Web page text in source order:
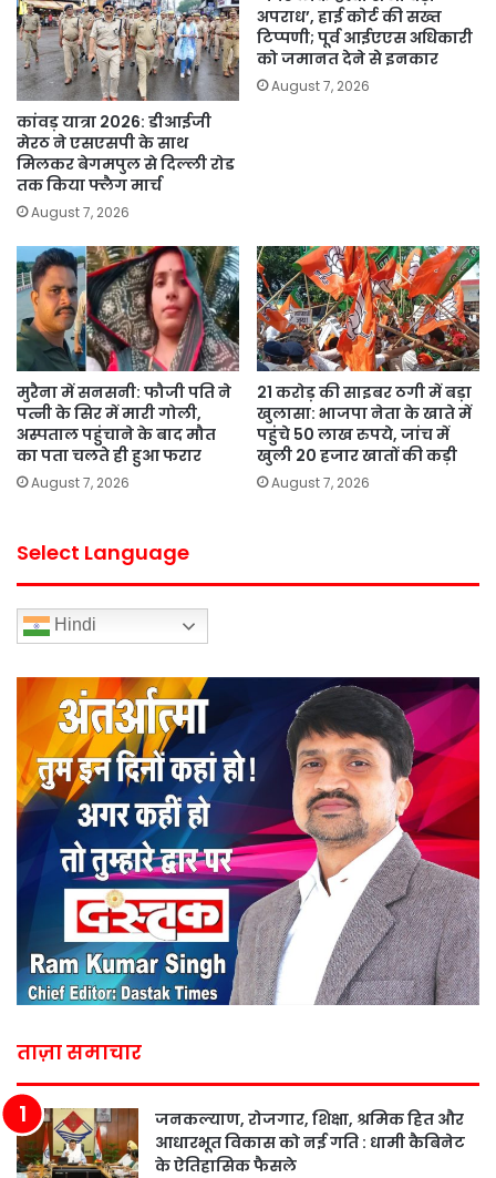
कांवड़ यात्रा 2026: डीआईजी
मेरठ ने एसएसपी के साथ
मिलकर बेगमपुल से दिल्ली रोड
तक किया फ्लैग मार्च
August 7, 2026
अपराध’, हाई कोर्ट की सख्त
टिप्पणी; पूर्व आईएएस अधिकारी
को जमानत देने से इनकार
August 7, 2026
मुरैना में सनसनी: फौजी पति ने
पत्नी के सिर में मारी गोली,
अस्पताल पहुंचाने के बाद मौत
का पता चलते ही हुआ फरार
August 7, 2026
21 करोड़ की साइबर ठगी में बड़ा
खुलासा: भाजपा नेता के खाते में
पहुंचे 50 लाख रुपये, जांच में
खुली 20 हजार खातों की कड़ी
August 7, 2026
Select Language
Hindi
ताज़ा समाचार
जनकल्याण, रोजगार, शिक्षा, श्रमिक हित और
आधारभूत विकास को नई गति : धामी कैबिनेट
के ऐतिहासिक फैसले